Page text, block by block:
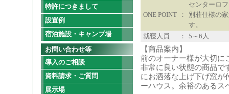
特許につきまして
設置例
宿泊施設・キャンプ場
お問い合わせ等
導入のご相談
資料請求・ご質問
展示場
ONE POINT ：
センターロ
別荘仕様の
す。
就寝人員
： 5～6人
【商品案内】
前のオーナー様が大切に
非常に良い状態の商品で
にお洒落な上げ下げ窓が
ーハウス。余裕のあるス